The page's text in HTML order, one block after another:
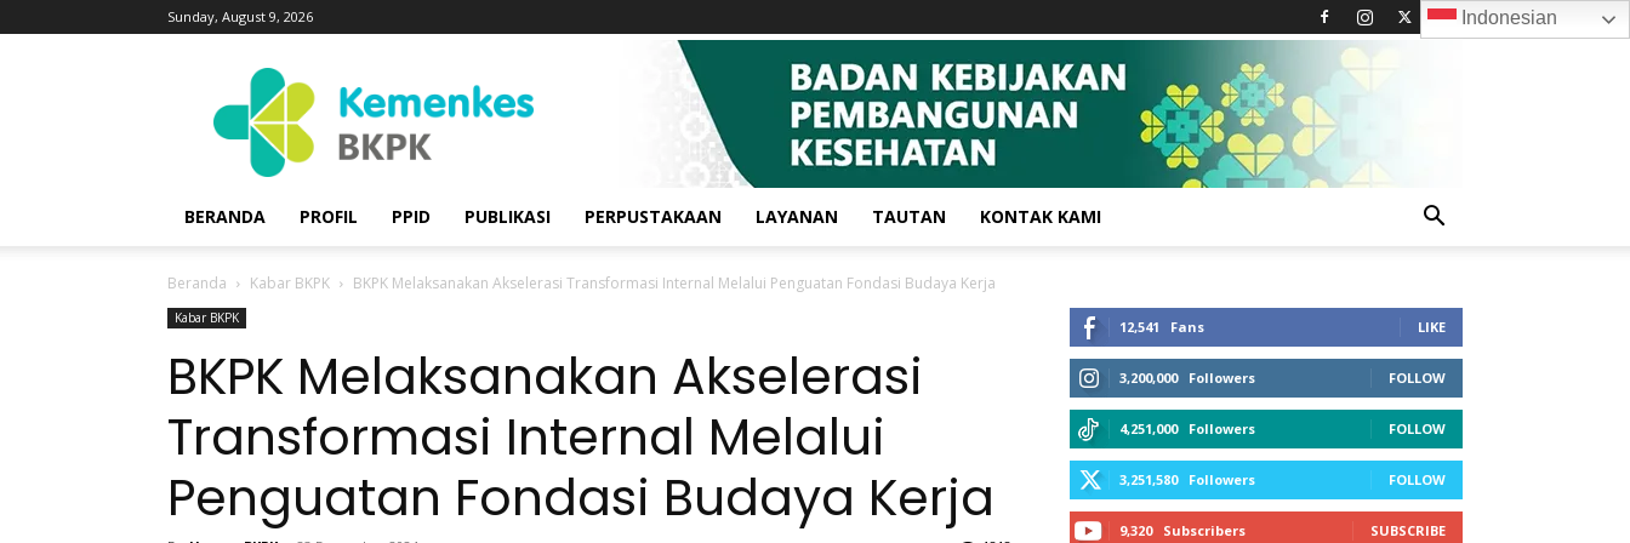
Sunday, August 9, 2026
Kebijakan
Pembangunan
Kesehatan
BKPK
BERANDA PROFIL PPID PUBLIKASI PERPUSTAKAAN LAYANAN TAUTAN KONTAK KAMI
Beranda Kabar BKPK BKPK Melaksanakan Akselerasi Transformasi Internal Melalui Penguatan Fondasi Budaya Kerja
Kabar BKPK
BKPK Melaksanakan Akselerasi
Transformasi Internal Melalui
Penguatan Fondasi Budaya Kerja
12,541 Fans LIKE
3,200,000 Followers FOLLOW
4,251,000 Followers FOLLOW
3,251,580 Followers FOLLOW
9,320 Subscribers SUBSCRIBE
Indonesian